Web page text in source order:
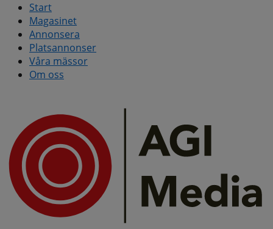
Start
Magasinet
Annonsera
Platsannonser
Våra mässor
Om oss